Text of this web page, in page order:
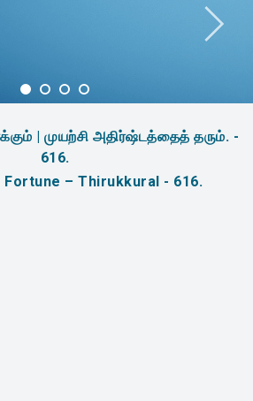
| முயற்சி அதிர்ஷ்டத்தைத் தரும். -
616.
– Thirukkural - 616.